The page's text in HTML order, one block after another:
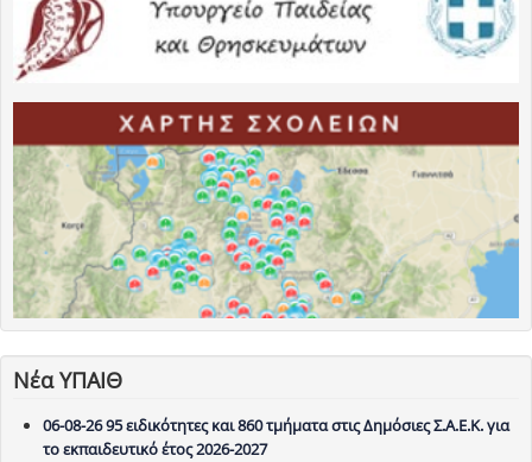
Νέα ΥΠΑΙΘ
06-08-26 95 ειδικότητες και 860 τμήματα στις Δημόσιες Σ.Α.Ε.Κ. για
το εκπαιδευτικό έτος 2026-2027